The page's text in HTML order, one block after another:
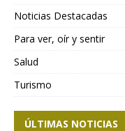
Noticias Destacadas
Para ver, oír y sentir
Salud
Turismo
ÚLTIMAS NOTICIAS